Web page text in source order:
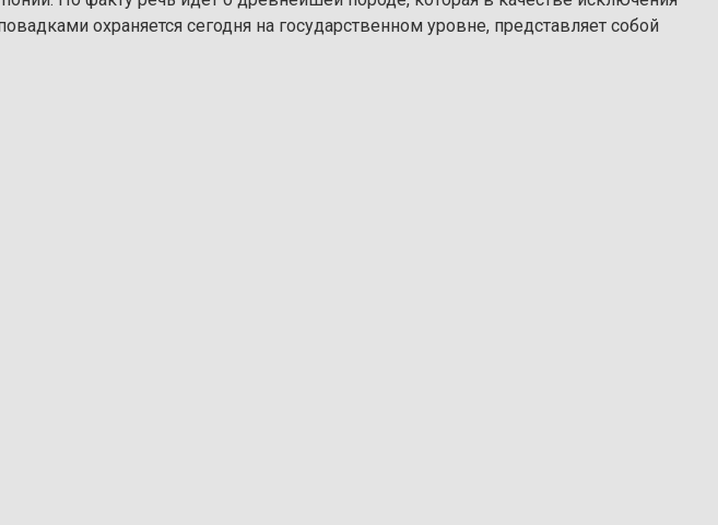
охраняется сегодня на государственном уровне, представляет собой